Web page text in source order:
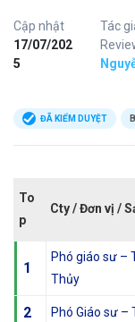
Cập nhật
17/07/202
5
Tác
ĐÃ KIỂM DUYỆT
To
p
Cty / Đơn vị /
1
Phó giáo sư –
Thủy
2 Phó Giáo sư –